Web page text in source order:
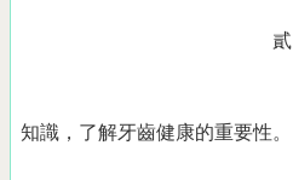
貳、目
一、增進
知識，了解牙齒健康的重要性。